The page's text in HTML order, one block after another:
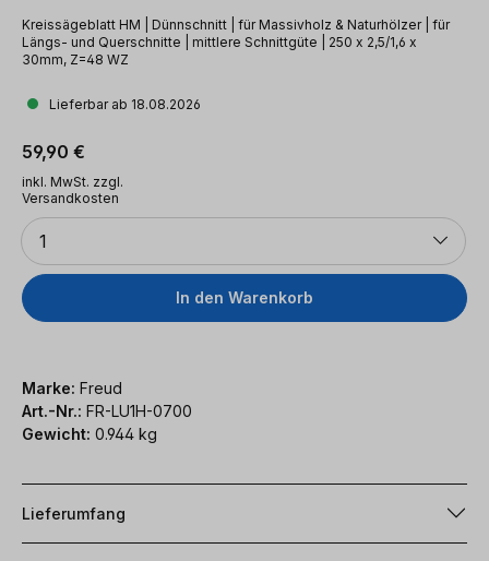
Kreissägeblatt HM | Dünnschnitt | für Massivholz & Naturhölzer | für
Längs- und Querschnitte | mittlere Schnittgüte | 250 x 2,5/1,6 x
30mm, Z=48 WZ
Lieferbar ab 18.08.2026
Regulärer Preis:
59,90 €
inkl. MwSt. zzgl.
Versandkosten
Anzahl
1
In den Warenkorb
Marke: Freud
Art.-Nr.: FR-LU1H-0700
Gewicht: 0.944 kg
Lieferumfang